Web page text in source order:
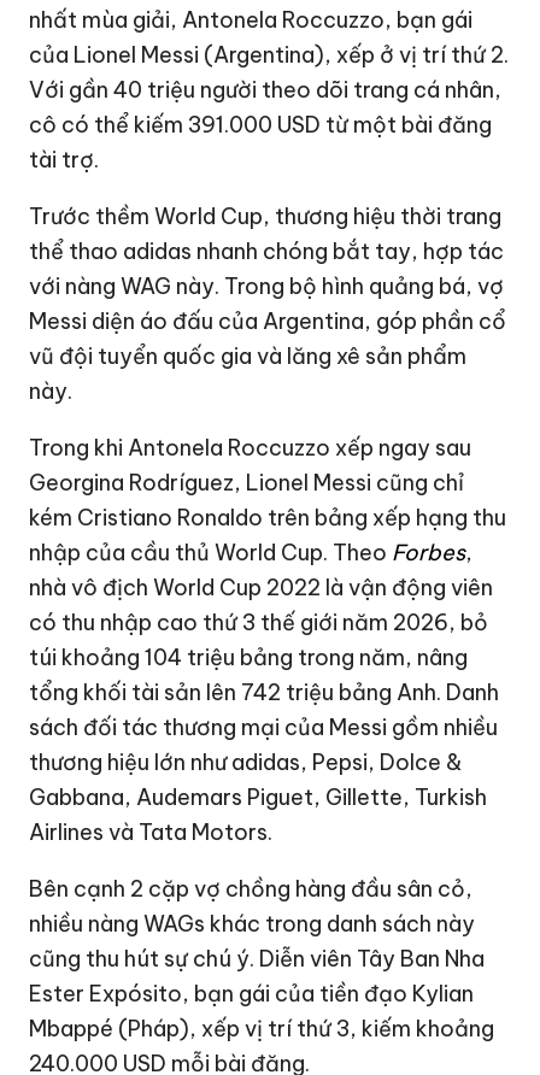
nhất mùa giải, Antonela Roccuzzo, bạn gái
của Lionel Messi (Argentina), xếp ở vị trí thứ 2.
Với gần 40 triệu người theo dõi trang cá nhân,
cô có thể kiếm 391.000 USD từ một bài đăng
tài trợ.
Trước thềm World Cup, thương hiệu thời trang
thể thao adidas nhanh chóng bắt tay, hợp tác
với nàng WAG này. Trong bộ hình quảng bá, vợ
Messi diện áo đấu của Argentina, góp phần cổ
vũ đội tuyển quốc gia và lăng xê sản phẩm
này.
Trong khi Antonela Roccuzzo xếp ngay sau
Georgina Rodríguez, Lionel Messi cũng chỉ
kém Cristiano Ronaldo trên bảng xếp hạng thu
nhập của cầu thủ World Cup. Theo Forbes,
nhà vô địch World Cup 2022 là vận động viên
có thu nhập cao thứ 3 thế giới năm 2026, bỏ
túi khoảng 104 triệu bảng trong năm, nâng
tổng khối tài sản lên 742 triệu bảng Anh. Danh
sách đối tác thương mại của Messi gồm nhiều
thương hiệu lớn như adidas, Pepsi, Dolce &
Gabbana, Audemars Piguet, Gillette, Turkish
Airlines và Tata Motors.
Bên cạnh 2 cặp vợ chồng hàng đầu sân cỏ,
nhiều nàng WAGs khác trong danh sách này
cũng thu hút sự chú ý. Diễn viên Tây Ban Nha
Ester Expósito, bạn gái của tiền đạo Kylian
Mbappé (Pháp), xếp vị trí thứ 3, kiếm khoảng
240.000 USD mỗi bài đăng.